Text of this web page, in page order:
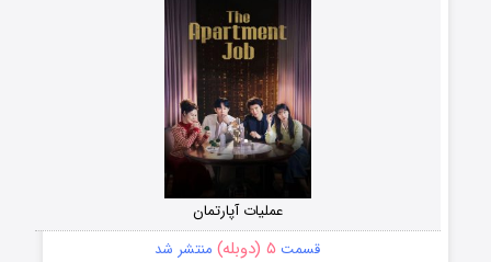
عملیات آپارتمان
قسمت ۵ (دوبله) منتشر شد